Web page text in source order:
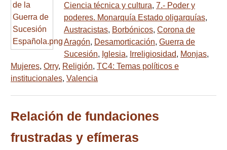
Ciencia técnica y cultura, 7.- Poder y
poderes. Monarquía Estado oligarquías,
Austracistas, Borbónicos, Corona de
Aragón, Desamorticación, Guerra de
Sucesión, Iglesia, Irreligiosidad, Monjas,
Mujeres, Orry, Religión, TC4: Temas políticos e
institucionales, Valencia
Relación de fundaciones
frustradas y efímeras